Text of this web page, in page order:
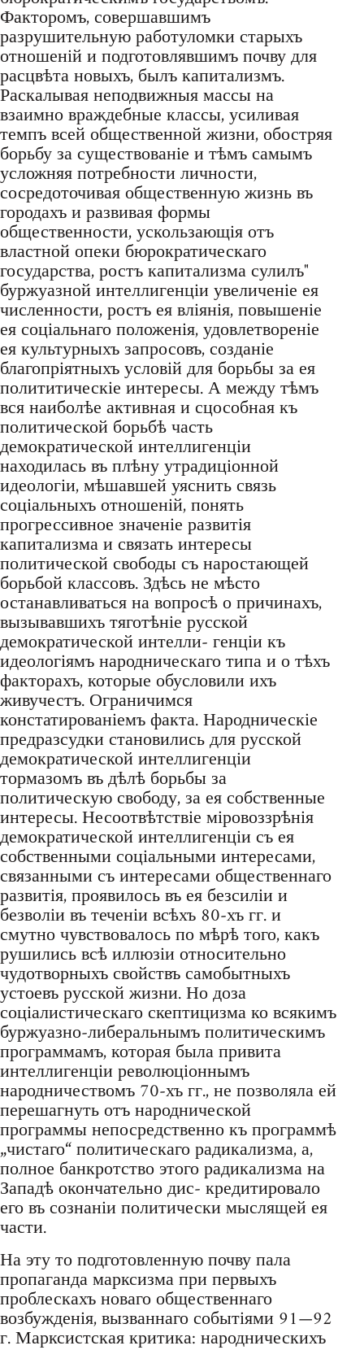
Факторомъ, совершавшимъ
разрушительную работуломки старыхъ
отношеній и подготовлявшимъ почву для
расцвѣта новыхъ, былъ капитализмъ.
Раскалывая неподвижныя массы на
взаимно враждебные классы, усиливая
темпъ всей общественной жизни, обостряя
борьбу за существованіе и тѣмъ самымъ
усложняя потребности личности,
сосредоточивая общественную жизнь въ
городахъ и развивая формы
общественности, ускользающія отъ
властной опеки бюрократическаго
государства, ростъ капитализма сулилъ"
буржуазной интеллигенціи увеличеніе ея
численности, ростъ ея вліянія, повышеніе
ея соціальнаго положенія, удовлетвореніе
ея культурныхъ запросовъ, созданіе
благопріятныхъ условій для борьбы за ея
полититическіе интересы. А между тѣмъ
вся наиболѣе активная и сцособная къ
политической борьбѣ часть
демократической интеллигенціи
находилась въ плѣну утрадиціонной
идеологіи, мѣшавшей уяснить связь
соціальныхъ отношеній, понять
прогрессивное значеніе развитія
капитализма и связать интересы
политической свободы съ наростающей
борьбой классовъ. Здѣсь не мѣсто
останавливаться на вопросѣ о причинахъ,
вызывавшихъ тяготѣніе русской
демократической интелли- генціи къ
идеологіямъ народническаго типа и о тѣхъ
факторахъ, которые обусловили ихъ
живучестъ. Ограничимся
констатированіемъ факта. Народническіе
предразсудки становились для русской
демократической интеллигенціи
тормазомъ въ дѣлѣ борьбы за
политическую свободу, за ея собственные
интересы. Несоотвѣтствіе міровоззрѣнія
демократической интеллигенціи съ ея
собственными соціальными интересами,
связанными съ интересами общественнаго
развитія, проявилось въ ея безсиліи и
безволіи въ теченіи всѣхъ 80-хъ гг. и
смутно чувствовалось по мѣрѣ того, какъ
рушились всѣ иллюзіи относительно
чудотворныхъ свойствъ самобытныхъ
устоевъ русской жизни. Но доза
соціалистическаго скептицизма ко всякимъ
буржуазно-либеральнымъ политическимъ
программамъ, которая была привита
интеллигенціи революціоннымъ
народничествомъ 70-хъ гг., не позволяла ей
перешагнуть отъ народнической
программы непосредственно къ программѣ
„чистаго“ политическаго радикализма, а,
полное банкротство этого радикализма на
Западѣ окончательно дис- кредитировало
его въ сознаніи политически мыслящей ея
части.
На эту то подготовленную почву пала
пропаганда марксизма при первыхъ
проблескахъ новаго общественнаго
возбужденія, вызваннаго событіями 91—92
г. Марксистская критика: народническихъ